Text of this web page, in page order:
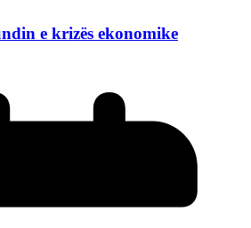
e krizës ekonomike